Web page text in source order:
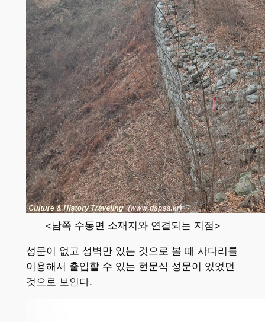
<남쪽 수동면 소재지와 연결되는 지점>
성문이 없고 성벽만 있는 것으로 볼 때 사다리를
이용해서 출입할 수 있는 현문식 성문이 있었던
것으로 보인다.